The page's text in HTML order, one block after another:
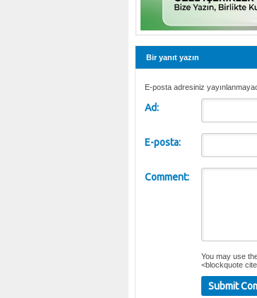
Bir yanıt yazın
E-posta adresiniz
Ad:
E-posta:
Comment:
You may use
<blockquote